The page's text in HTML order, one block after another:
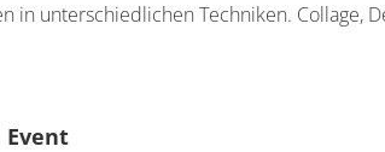
in unterschiedlichen Techniken. Collage,